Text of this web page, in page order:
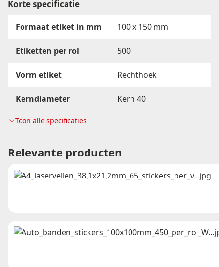
Korte specificatie
Formaat etiket in mm 100 x 150 mm
Etiketten per rol 500
Vorm etiket Rechthoek
Kerndiameter Kern 40
Belijming
Perforatie
Rugbreedte in mm 103mm
Toon alle specificaties
Relevante producten